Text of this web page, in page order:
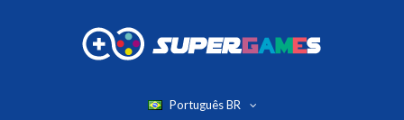
Português BR